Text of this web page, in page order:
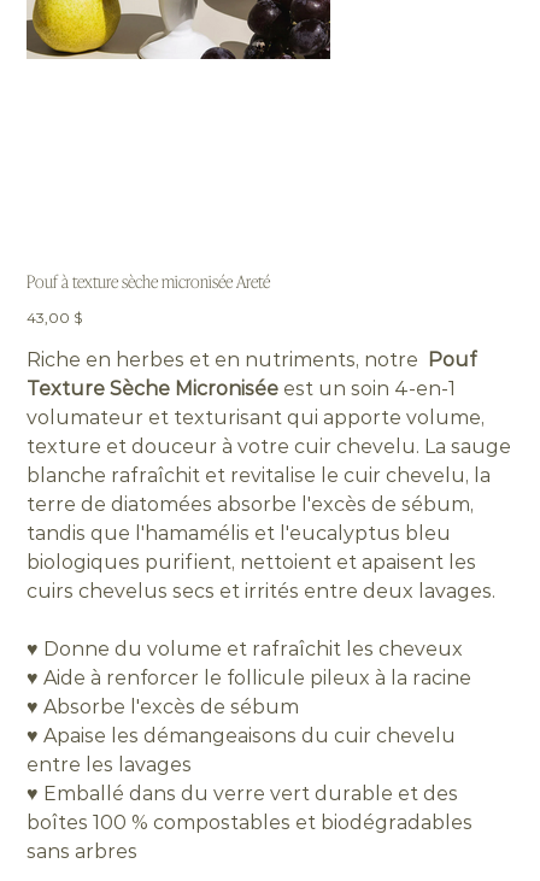
Pouf à texture sèche micronisée Areté
Prix
43,00 $
Riche en herbes et en nutriments, notre
Pouf
Texture Sèche Micronisée est un soin 4-en-1
volumateur et texturisant qui apporte volume,
texture et douceur à votre cuir chevelu. La sauge
blanche rafraîchit et revitalise le cuir chevelu, la
terre de diatomées absorbe l'excès de sébum,
tandis que l'hamamélis et l'eucalyptus bleu
biologiques purifient, nettoient et apaisent les
cuirs chevelus secs et irrités entre deux lavages.
♥ Donne du volume et rafraîchit les cheveux
♥ Aide à renforcer le follicule pileux à la racine
♥ Absorbe l'excès de sébum
♥ Apaise les démangeaisons du cuir chevelu
entre les lavages
♥ Emballé dans du verre vert durable et des
boîtes 100 % compostables et biodégradables
sans arbres